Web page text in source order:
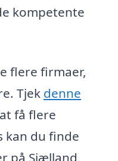
kompetente
flere firmaer,
Tjek denne
få flere
kan du finde
på Sjælland,